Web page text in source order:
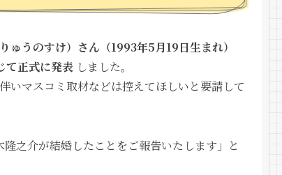
ゅうのすけ）さん（1993年5月19日生まれ）
て正式に発表 しました。
いマスコミ取材などは控えてほしいと要請して
之介が結婚したことをご報告いたします」と